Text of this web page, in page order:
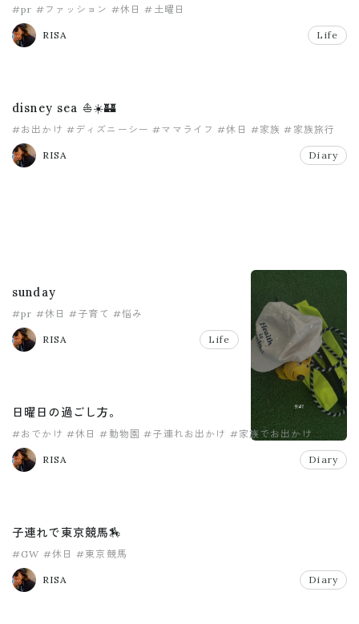
#pr #ファッション #休日 #土曜日
RISA Life
disney sea ⛵️☀️🏰
#お出かけ #ディズニーシー #ママライフ #休日 #家族 #家族旅行
RISA Diary
sunday
#pr #休日 #子育て #悩み
RISA Life
日曜日の過ごし方。
#おでかけ #休日 #動物園 #子連れお出かけ #家族でお出かけ
#日曜日
RISA
Diary
子連れで東京競馬🏇
#GW #休日 #東京競馬
RISA Diary